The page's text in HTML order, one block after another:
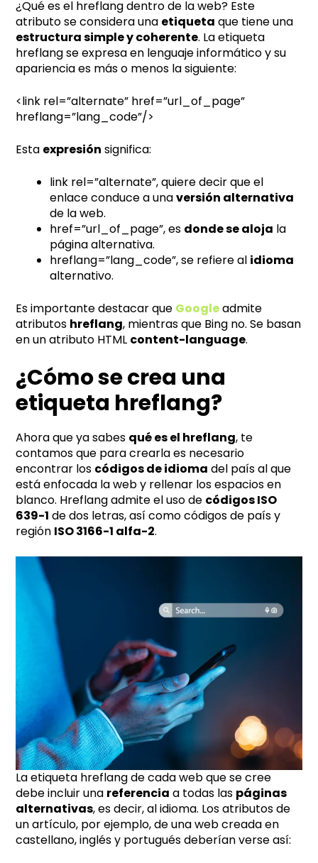
¿Qué es el hreflang dentro de la web? Este
atributo se considera una etiqueta que tiene una
estructura simple y coherente. La etiqueta
hreflang se expresa en lenguaje informático y su
apariencia es más o menos la siguiente:
<link rel=”alternate” href=”url_of_page”
hreflang=”lang_code”/>
Esta expresión significa:
link rel=”alternate”, quiere decir que el
enlace conduce a unaversión alternativa
de la web.
href=”url_of_page”, es donde se aloja la
página alternativa.
hreflang=”lang_code”, se refiere al idioma
alternativo.
Es importante destacar que Googleadmite
atributos hreflang, mientras que Bing no. Se basan
en un atributo HTML content-language.
¿Cómo se crea una
etiqueta hreflang?
Ahora que ya sabes qué es el hreflang, te
contamos que para crearla es necesario
encontrar los códigos de idioma del país al que
está enfocada la web y rellenar los espacios en
blanco. Hreflang admite el uso de códigos ISO
639-1 de dos letras, así como códigos de país y
región ISO 3166-1 alfa-2.
La etiqueta hreflang de cada web que se cree
debe incluir una referencia a todas las páginas
alternativas, es decir, al idioma. Los atributos de
un artículo, por ejemplo, de una web creada en
castellano, inglés y portugués deberían verse así: